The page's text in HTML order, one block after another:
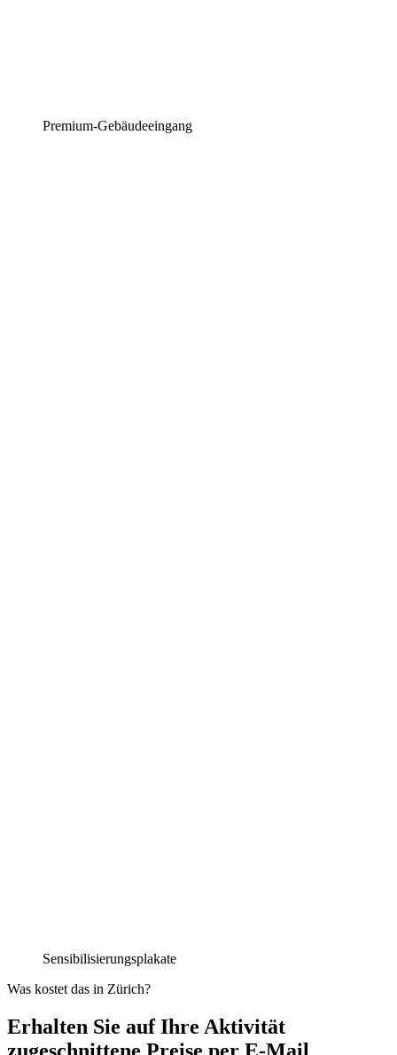
Premium-Gebäudeeingang
Sensibilisierungsplakate
Was kostet das in Zürich?
Erhalten Sie auf Ihre Aktivität